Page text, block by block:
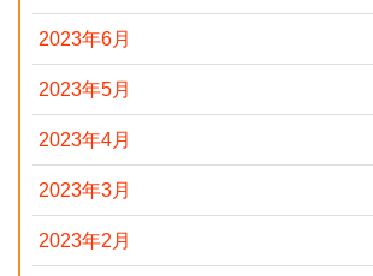
2023年6月
2023年5月
2023年4月
2023年3月
2023年2月